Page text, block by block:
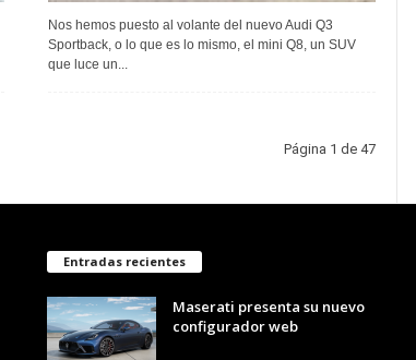
Nos hemos puesto al volante del nuevo Audi Q3
Sportback, o lo que es lo mismo, el mini Q8, un SUV
que luce un...
Página 1 de 47
Entradas recientes
Maserati presenta su nuevo
configurador web